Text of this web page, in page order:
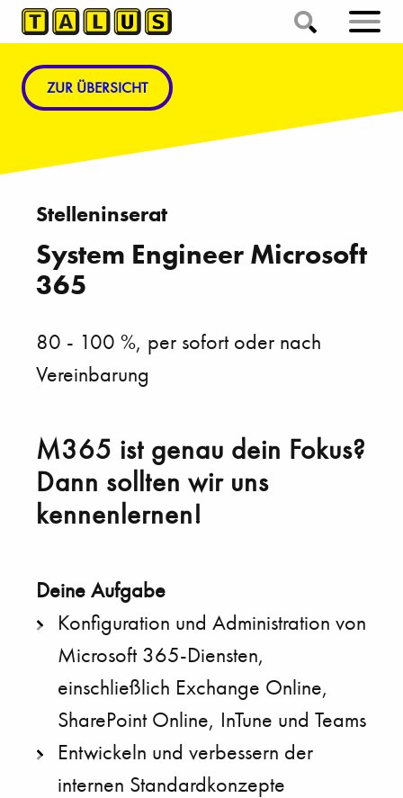
ZUR ÜBERSICHT
System Engineer Microsoft
365
80 - 100 %, per sofort oder nach
Vereinbarung
M365 ist genau dein Fokus?
Dann sollten wir uns
kennenlernen!
Konfiguration und Administration von
Microsoft 365-Diensten,
einschließlich Exchange Online,
SharePoint Online, InTune und Teams
Entwickeln und verbessern der
internen Standardkonzepte